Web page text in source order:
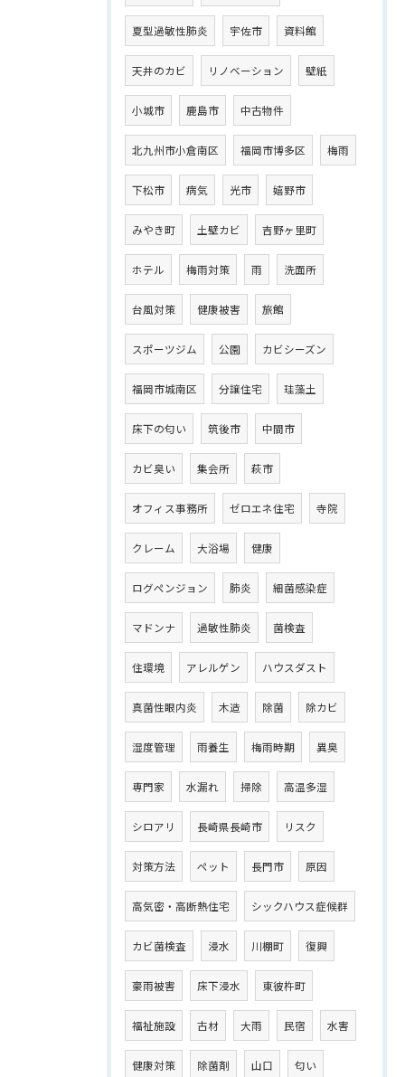
夏型過敏性肺炎 宇佐市 資料館
天井のカビ リノベーション 壁紙
小城市 鹿島市 中古物件
北九州市小倉南区 福岡市博多区 梅雨
下松市 病気 光市 嬉野市
みやき町 土壁カビ 吉野ヶ里町
ホテル 梅雨対策 雨 洗面所
台風対策 健康被害 旅館
スポーツジム 公園 カビシーズン
福岡市城南区 分譲住宅 珪藻土
床下の匂い 筑後市 中間市
カビ臭い 集会所 萩市
オフィス事務所 ゼロエネ住宅 寺院
クレーム 大浴場 健康
ログペンジョン 肺炎 細菌感染症
マドンナ 過敏性肺炎 菌検査
住環境 アレルゲン ハウスダスト
真菌性眼内炎 木造 除菌 除カビ
湿度管理 雨養生 梅雨時期 異臭
専門家 水漏れ 掃除 高温多湿
シロアリ 長崎県長崎市 リスク
対策方法 ペット 長門市 原因
高気密・高断熱住宅 シックハウス症候群
カビ菌検査 浸水 川棚町 復興
豪雨被害 床下浸水 東彼杵町
福祉施設 古材 大雨 民宿 水害
健康対策 除菌剤 山口 匂い